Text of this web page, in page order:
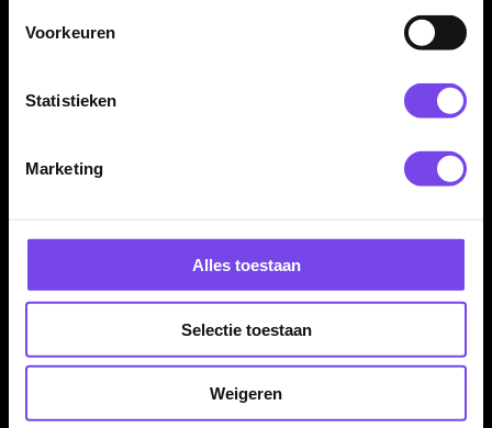
Voorkeuren
Statistieken
Marketing
Alles toestaan
Selectie toestaan
Weigeren
De BULL'S Deluxe Wooden Cabinet Light Oak is geschikt voor
recreatieruimtes. Een goede keuze voor spelers die hun
dartbord netjes willen combineren met een stijlvolle houten
Kenmerken van de BULL'S Deluxe Wooden Cabinet Light
✓
Geschikt voor standaard dartborden